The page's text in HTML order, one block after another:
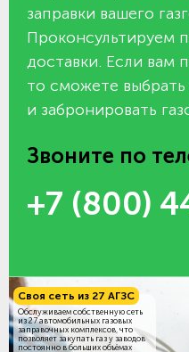
заправки вашего
Проконсультируем
доставки. Если вам
то сможете
и забронировать
Звоните по
+7 (800)
Своя сеть из 27 АГЗС
Обслуживаем собственную сеть
из 27 автомобильных газовых
заправочных комплексов, что
позволяет закупать газ у заводов
постоянно в больших объёмах